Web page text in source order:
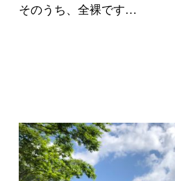
そのうち、全裸です…